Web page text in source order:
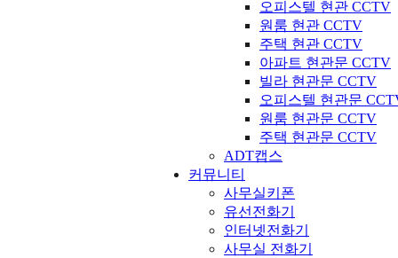
오피스텔 현관 CCTV
원룸 현관 CCTV
주택 현관 CCTV
아파트 현관문 CCTV
빌라 현관문 CCTV
오피스텔 현관문
원룸 현관문 CCTV
주택 현관문 CCTV
ADT캡스
커뮤니티
사무실키폰
유선전화기
인터넷전화기
사무실 전화기